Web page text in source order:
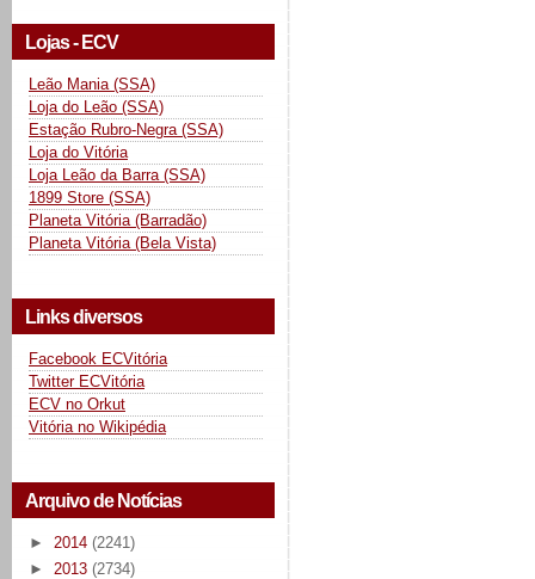
Lojas - ECV
Leão Mania (SSA)
Loja do Leão (SSA)
Estação Rubro-Negra (SSA)
Loja do Vitória
Loja Leão da Barra (SSA)
1899 Store (SSA)
Planeta Vitória (Barradão)
Planeta Vitória (Bela Vista)
Links diversos
Facebook ECVitória
Twitter ECVitória
ECV no Orkut
Vitória no Wikipédia
Arquivo de Notícias
► 2014 (2241)
► 2013 (2734)